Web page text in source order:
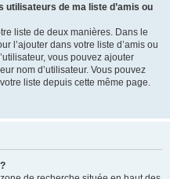
de ma liste d’amis ou
liste de deux manières. Dans le
l’ajouter dans votre liste d’amis ou
vous pouvez ajouter
nom d’utilisateur. Vous pouvez
liste depuis cette même page.